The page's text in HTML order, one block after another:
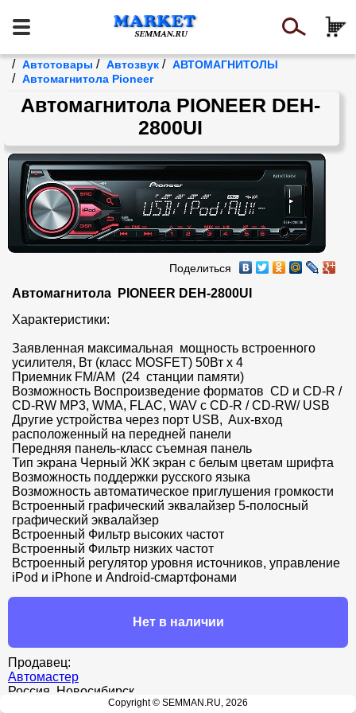
/ Автотовары / Автозвук / АВТОМАГНИТОЛЫ
/ Автомагнитола Pioneer
Автомагнитола PIONEER DEH-
2800UI
Поделиться
Автомагнитола  PIONEER DEH-2800UI
Характеристики:
Заявленная максимальная  мощность встроенного
усилителя, Вт (класс MOSFET) 50Вт x 4
Приемник FM/AM  (24  станции памяти)
Возможность Воспроизведение форматов  CD и CD-R /
CD-RW MP3, WMA, FLAC, WAV с CD-R / CD-RW/ USB
Другие устройства через порт USB,  Aux-вход
расположенный на передней панели
Передняя панель-класс съемная панель
Тип экрана Черный ЖК экран с белым цветам шрифта
Возможность поддержки русского языка
Возможность автоматическое приглушения громкости
Встроенный графический эквалайзер 5-полосный
графический эквалайзер
Встроенный Фильтр высоких частот
Встроенный Фильтр низких частот
Встроенный регулятор уровня источников, управление
iPod и iPhone и Android-смартфонами
Нет в наличии
Продавец:
Автомастер
Россия, Новосибирск
Copyright © SEMMAN.RU, 2026